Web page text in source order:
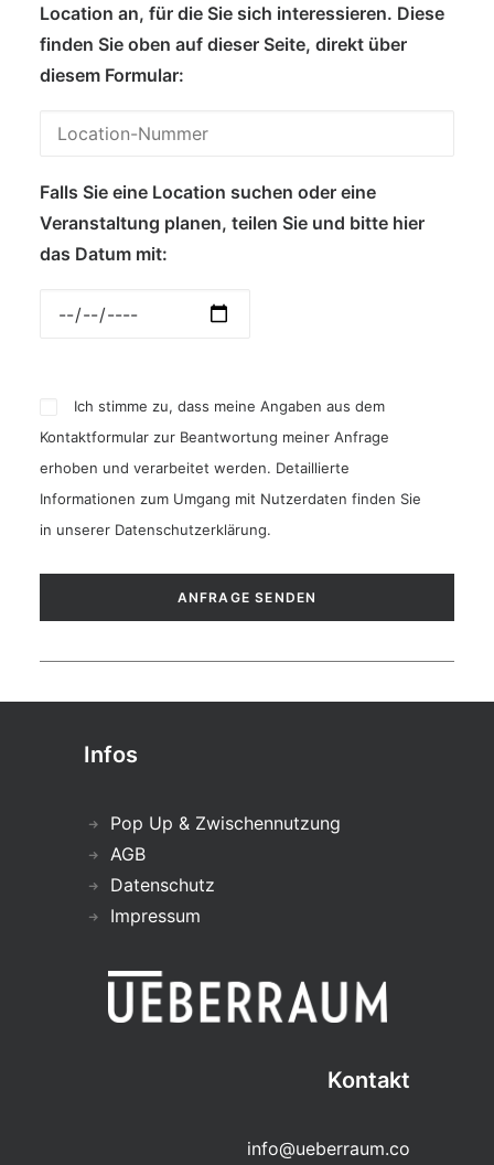
Location an, für die Sie sich interessieren. Diese
finden Sie oben auf dieser Seite, direkt über
diesem Formular:
Falls Sie eine Location suchen oder eine
Veranstaltung planen, teilen Sie und bitte hier
das Datum mit:
Ich stimme zu, dass meine Angaben aus dem
Kontaktformular zur Beantwortung meiner Anfrage
erhoben und verarbeitet werden. Detaillierte
Informationen zum Umgang mit Nutzerdaten finden Sie
in unserer Datenschutzerklärung.
Infos
Pop Up & Zwischennutzung
AGB
Datenschutz
Impressum
Kontakt
info@ueberraum.co